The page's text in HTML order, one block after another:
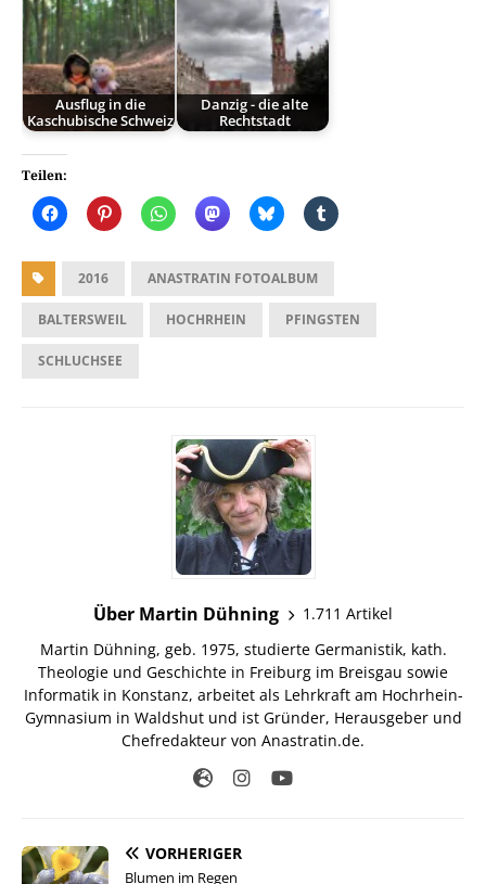
Ausflug in die
Kaschubische Schweiz
Danzig - die alte
Rechtstadt
Teilen:
2016 ANASTRATIN FOTOALBUM
BALTERSWEIL HOCHRHEIN PFINGSTEN
SCHLUCHSEE
Über Martin Dühning
1.711 Artikel
Martin Dühning, geb. 1975, studierte Germanistik, kath.
Theologie und Geschichte in Freiburg im Breisgau sowie
Informatik in Konstanz, arbeitet als Lehrkraft am Hochrhein-
Gymnasium in Waldshut und ist Gründer, Herausgeber und
Chefredakteur von Anastratin.de.
VORHERIGER
Blumen im Regen